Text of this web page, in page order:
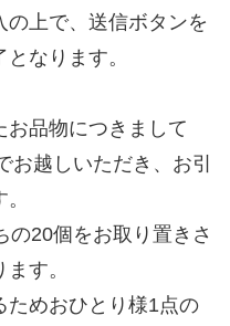
の上で、送信ボタンを
なります。
お品物につきまして
越しいただき、お引
の20個をお取り置きさ
す。
ためおひとり様1点の